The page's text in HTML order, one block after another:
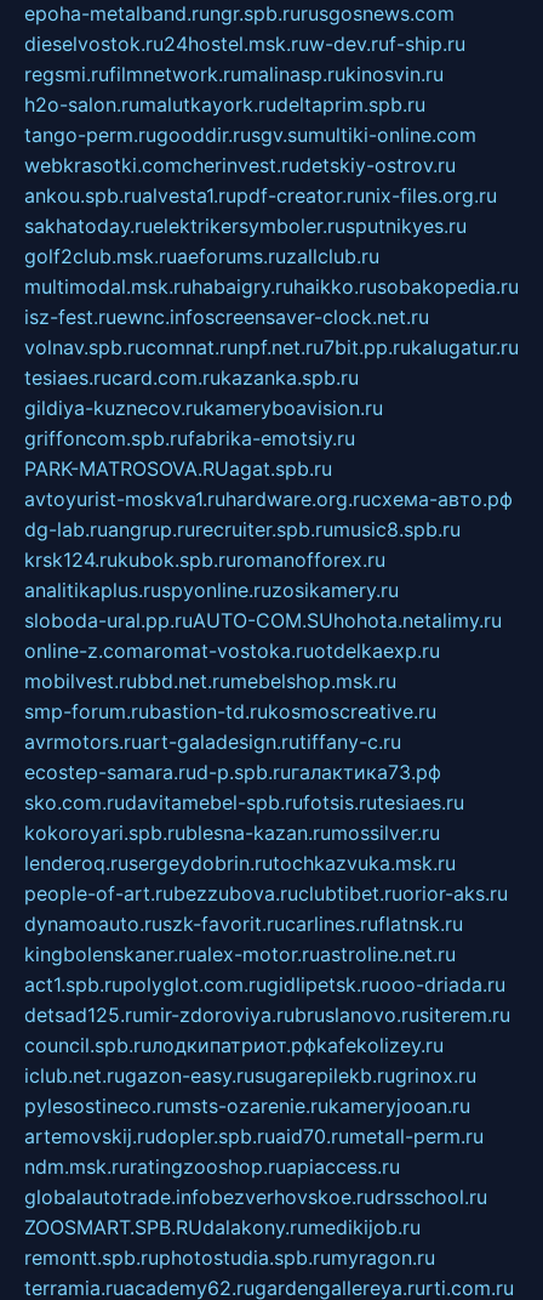
epoha-metalband.rungr.spb.rurusgosnews.com
dieselvostok.ru24hostel.msk.ruw-dev.ruf-ship.ru
regsmi.rufilmnetwork.rumalinasp.rukinosvin.ru
h2o-salon.rumalutkayork.rudeltaprim.spb.ru
tango-perm.rugooddir.rusgv.sumultiki-online.com
webkrasotki.comcherinvest.rudetskiy-ostrov.ru
ankou.spb.rualvesta1.rupdf-creator.runix-files.org.ru
sakhatoday.ruelektrikersymboler.rusputnikyes.ru
golf2club.msk.ruaeforums.ruzallclub.ru
multimodal.msk.ruhabaigry.ruhaikko.rusobakopedia.ru
isz-fest.ruewnc.infoscreensaver-clock.net.ru
volnav.spb.rucomnat.runpf.net.ru7bit.pp.rukalugatur.ru
tesiaes.rucard.com.rukazanka.spb.ru
gildiya-kuznecov.rukameryboavision.ru
griffoncom.spb.rufabrika-emotsiy.ru
PARK-MATROSOVA.RUagat.spb.ru
avtoyurist-moskva1.ruhardware.org.ruсхема-авто.рф
dg-lab.ruangrup.rurecruiter.spb.rumusic8.spb.ru
krsk124.rukubok.spb.ruromanofforex.ru
analitikaplus.ruspyonline.ruzosikamery.ru
sloboda-ural.pp.ruAUTO-COM.SUhohota.netalimy.ru
online-z.comaromat-vostoka.ruotdelkaexp.ru
mobilvest.rubbd.net.rumebelshop.msk.ru
smp-forum.rubastion-td.rukosmoscreative.ru
avrmotors.ruart-galadesign.rutiffany-c.ru
ecostep-samara.rud-p.spb.ruгалактика73.рф
sko.com.rudavitamebel-spb.rufotsis.rutesiaes.ru
kokoroyari.spb.rublesna-kazan.rumossilver.ru
lenderoq.rusergeydobrin.rutochkazvuka.msk.ru
people-of-art.rubezzubova.ruclubtibet.ruorior-aks.ru
dynamoauto.ruszk-favorit.rucarlines.ruflatnsk.ru
kingbolenskaner.rualex-motor.ruastroline.net.ru
act1.spb.rupolyglot.com.rugidlipetsk.ruooo-driada.ru
detsad125.rumir-zdoroviya.rubruslanovo.rusiterem.ru
council.spb.ruлодкипатриот.рфkafekolizey.ru
iclub.net.rugazon-easy.rusugarepilekb.rugrinox.ru
pylesostineco.rumsts-ozarenie.rukameryjooan.ru
artemovskij.rudopler.spb.ruaid70.rumetall-perm.ru
ndm.msk.ruratingzooshop.ruapiaccess.ru
globalautotrade.infobezverhovskoe.rudrsschool.ru
ZOOSMART.SPB.RUdalakony.rumedikijob.ru
remontt.spb.ruphotostudia.spb.rumyragon.ru
terramia.ruacademy62.rugardengallereya.rurti.com.ru